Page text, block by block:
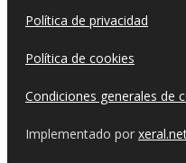
Política de privacidad
Política de cookies
Condiciones generales de
Implementado por